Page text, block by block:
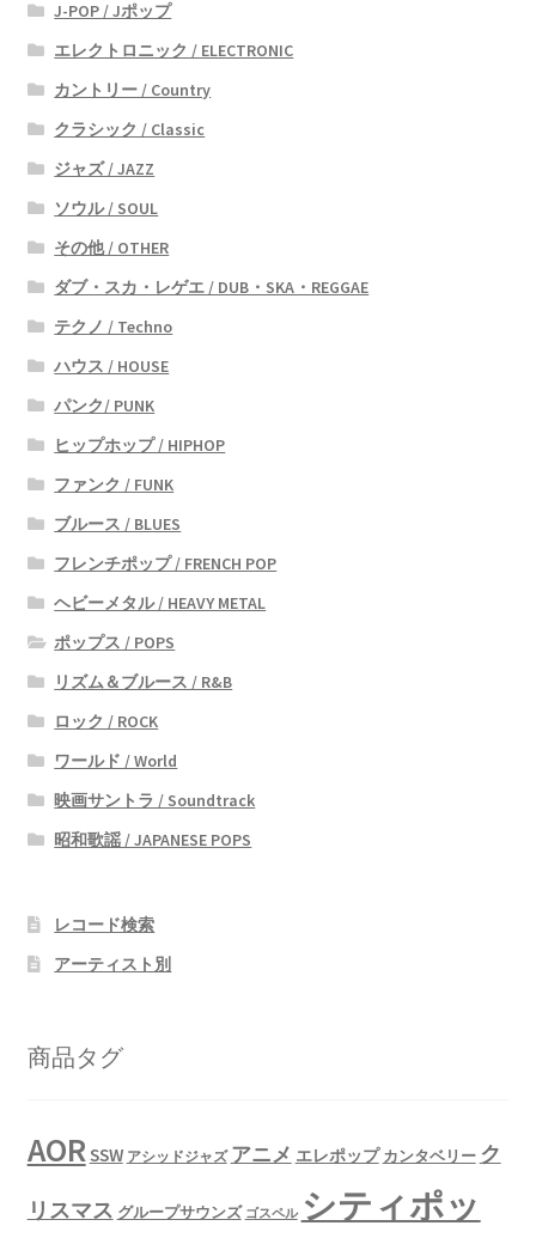
J-POP / Jポップ
エレクトロニック / ELECTRONIC
カントリー / Country
クラシック / Classic
ジャズ / JAZZ
ソウル / SOUL
その他 / OTHER
ダブ・スカ・レゲエ / DUB・SKA・REGGAE
テクノ / Techno
ハウス / HOUSE
パンク/ PUNK
ヒップホップ / HIPHOP
ファンク / FUNK
ブルース / BLUES
フレンチポップ / FRENCH POP
ヘビーメタル / HEAVY METAL
ポップス / POPS
リズム＆ブルース / R&B
ロック / ROCK
ワールド / World
映画サントラ / Soundtrack
昭和歌謡 / JAPANESE POPS
レコード検索
アーティスト別
商品タグ
AORSSW アシッドジャズ アニメ エレポップ カンタベリー ク
リスマス グループサウンズ ゴスペル シティポッ